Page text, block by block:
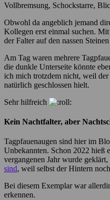
Vollbremsung, Schockstarre,
Obwohl da angeblich jemand
Kollegen erst einmal suchen.
der Falter auf den nassen
Am Tag waren mehrere
die dunkle Unterseite könnte
ich mich trotzdem nicht, weil
natürlich geschlossen hielt.
Sehr hilfreich
Kein Nachtfalter, aber
Tagpfauenaugen sind hier im
Unbekannten. Schon 2022 hieß
vergangenen Jahr wurde geklärt,
sind, weil selbst der Hintern
Bei diesem Exemplar war
erkennen.